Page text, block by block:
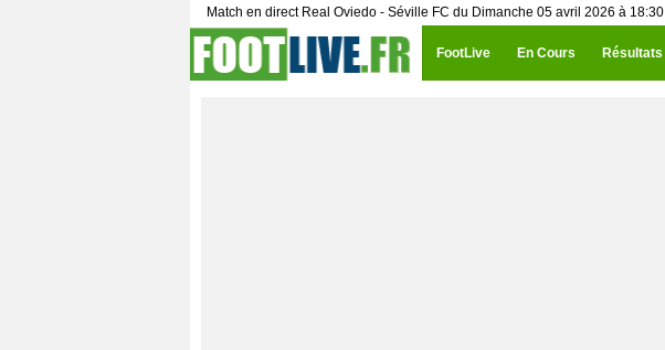
Match en direct Real Oviedo - Séville FC du Dimanche 05 avril 2026 à 18:30
FootLive En Cours Résultats